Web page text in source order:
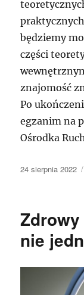
będziemy
części
znajomość
Po
egzanim na
Ośrodka
Data
24 sierpnia 2022
nie